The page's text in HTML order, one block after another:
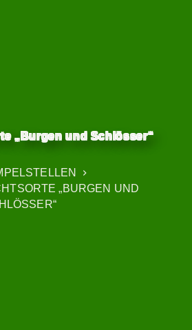
„Burgen und Schlösser“
„BURGEN UND